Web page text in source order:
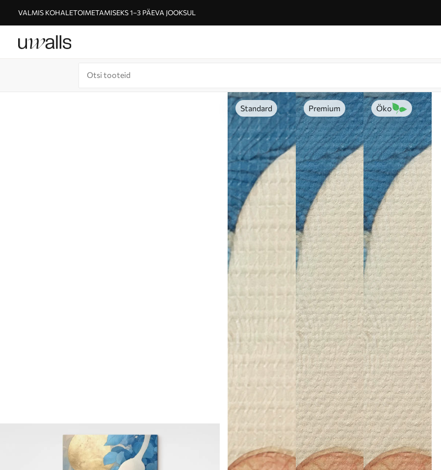
VALMIS KOHALETOIMETAMISEKS 1–3 PÄEVA JOOKSUL
Standard Premium Öko